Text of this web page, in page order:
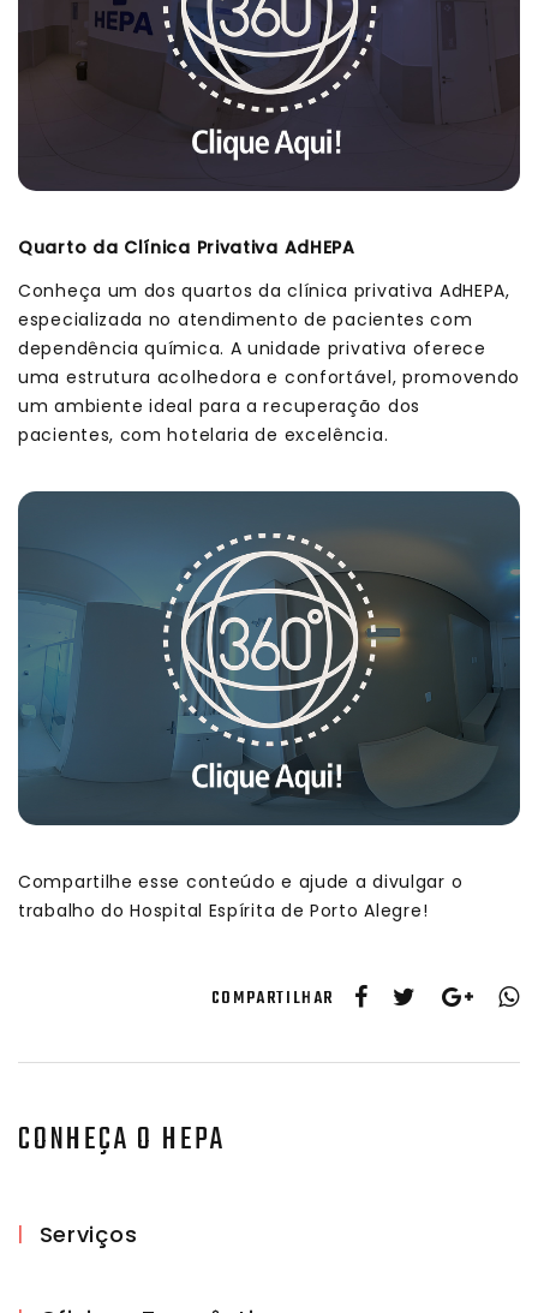
Quarto da Clínica Privativa AdHEPA
Conheça um dos quartos da clínica privativa AdHEPA,
especializada no atendimento de pacientes com
dependência química. A unidade privativa oferece
uma estrutura acolhedora e confortável, promovendo
um ambiente ideal para a recuperação dos
pacientes, com hotelaria de excelência.
Compartilhe esse conteúdo e ajude a divulgar o
trabalho do Hospital Espírita de Porto Alegre!
COMPARTILHAR
CONHEÇA O HEPA
| Serviços